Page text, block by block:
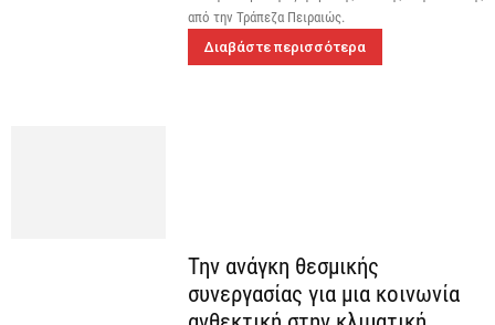
από την Τράπεζα Πειραιώς.
Διαβάστε περισσότερα
Την ανάγκη θεσμικής
συνεργασίας για μια κοινωνία